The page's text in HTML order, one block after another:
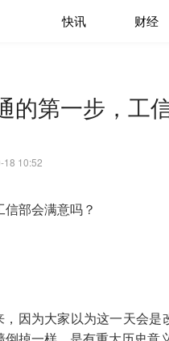
快讯 财经
的第一步，工
18 10:52
部会满意吗？
因为大家以为这一天会